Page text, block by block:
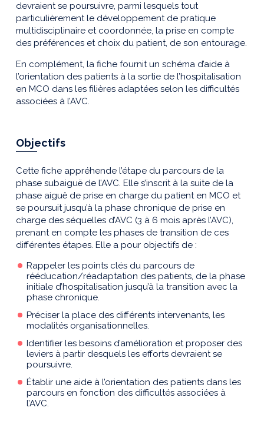
devraient se poursuivre, parmi lesquels tout
particulièrement le développement de pratique
multidisciplinaire et coordonnée, la prise en compte
des préférences et choix du patient, de son entourage.
En complément, la fiche fournit un schéma d’aide à
l’orientation des patients à la sortie de l’hospitalisation
en MCO dans les filières adaptées selon les difficultés
associées à l’AVC.
Objectifs
Cette fiche appréhende l’étape du parcours de la
phase subaiguë de l’AVC. Elle s’inscrit à la suite de la
phase aiguë de prise en charge du patient en MCO et
se poursuit jusqu’à la phase chronique de prise en
charge des séquelles d’AVC (3 à 6 mois après l’AVC),
prenant en compte les phases de transition de ces
différentes étapes. Elle a pour objectifs de :
Rappeler les points clés du parcours de
rééducation/réadaptation des patients, de la phase
initiale d’hospitalisation jusqu’à la transition avec la
phase chronique.
Préciser la place des différents intervenants, les
modalités organisationnelles.
Identifier les besoins d’amélioration et proposer des
leviers à partir desquels les efforts devraient se
poursuivre.
Établir une aide à l’orientation des patients dans les
parcours en fonction des difficultés associées à
l’AVC.